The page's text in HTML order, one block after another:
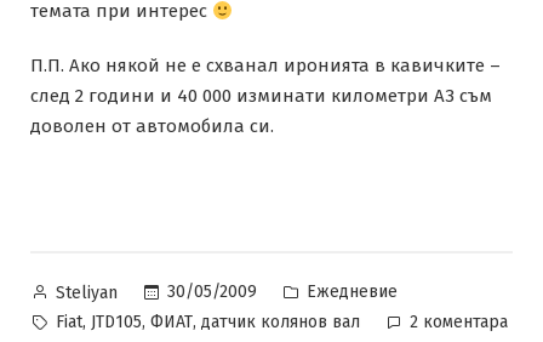
темата при интерес
П.П. Ако някой не е схванал иронията в кавичките –
след 2 години и 40 000 изминати километри АЗ съм
доволен от автомобила си.
Posted
by
Steliyan 30/05/2009
Posted
in
Ежедневие
Tags:
Fiat, JTD105, ФИАТ, датчик колянов вал 2 коментараза